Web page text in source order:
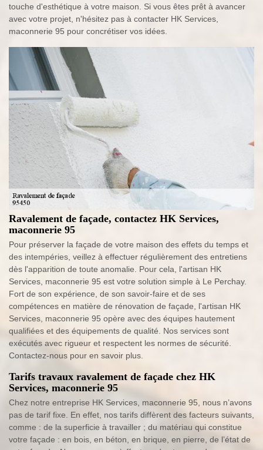
touche d'esthétique à votre maison. Si vous êtes prêt à avancer
avec votre projet, n'hésitez pas à contacter HK Services,
maconnerie 95 pour concrétiser vos idées.
Ravalement de façade, contactez HK Services,
maconnerie 95
Pour préserver la façade de votre maison des effets du temps et
des intempéries, veillez à effectuer régulièrement des entretiens
dès l'apparition de toute anomalie. Pour cela, l'artisan HK
Services, maconnerie 95 est votre solution simple à Le Perchay.
Fort de son expérience, de son savoir-faire et de ses
compétences en matière de rénovation de façade, l'artisan HK
Services, maconnerie 95 opère avec des équipes hautement
qualifiées et des équipements de qualité. Nos services sont
exécutés avec rigueur et respectent les normes de sécurité.
Contactez-nous pour en savoir plus.
Tarifs travaux ravalement de façade chez HK
Services, maconnerie 95
Chez notre entreprise HK Services, maconnerie 95, nous n’avons
pas de tarif fixe. En effet, nos tarifs diffèrent des facteurs suivants,
comme : de la superficie à travailler ; du matériau qui constitue
votre façade : en bois, en béton, en brique, en pierre, de l’état de